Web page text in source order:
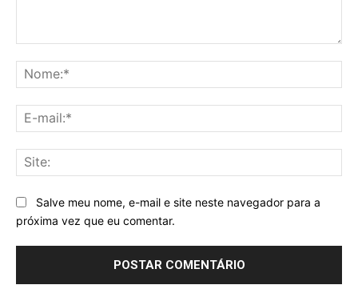
Salve meu nome, e-mail e site neste navegador para a
próxima vez que eu comentar.